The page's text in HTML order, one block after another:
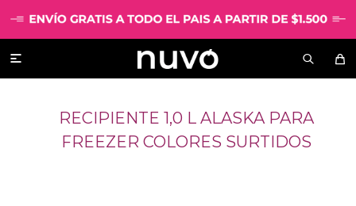

RECIPIENTE 1,0 L ALASKA PARA
FREEZER COLORES SURTIDOS